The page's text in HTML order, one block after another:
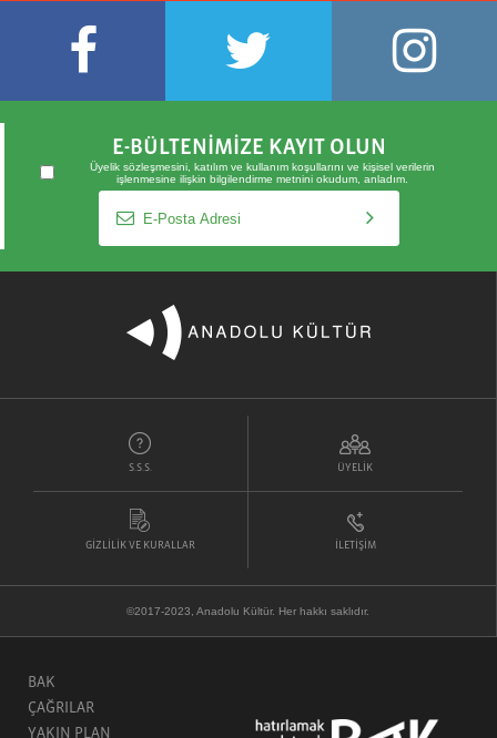
E-BÜLTENİMİZE KAYIT OLUN
Üyelik sözleşmesini katılım ve kullanım koşullarını ve kişisel verilerin
işlenmesine ilişkin bilgilendirme metnini okudum, anladım.
S.S.S. ÜYELİK
GİZLİLİK VE KURALLAR İLETİŞİM
©2017-2023, Anadolu Kültür. Her hakkı saklıdır.
BAK
ÇAĞRILAR
YAKIN PLAN